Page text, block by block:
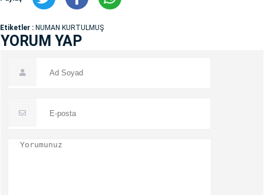
Etiketler : NUMAN KURTULMUŞ
YORUM YAP